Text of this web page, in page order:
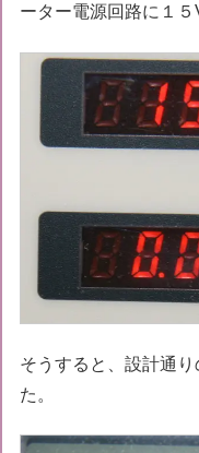
ーター電源回路に１５
そうすると、設計通
た。